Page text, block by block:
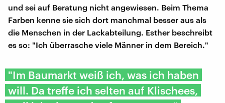
und sei auf Beratung nicht angewiesen. Beim Thema
Farben kenne sie sich dort manchmal besser aus als
die Menschen in der Lackabteilung. Esther beschreibt
es so: "Ich überrasche viele Männer in dem Bereich."
"Im Baumarkt weiß ich, was ich haben
will. Da treffe ich selten auf Klischees,